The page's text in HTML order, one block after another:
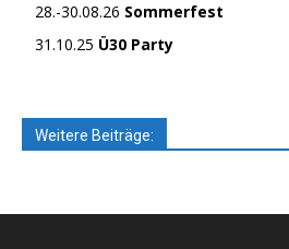
28.-30.08.26 Sommerfest
31.10.25 Ü30 Party
Weitere Beiträge: